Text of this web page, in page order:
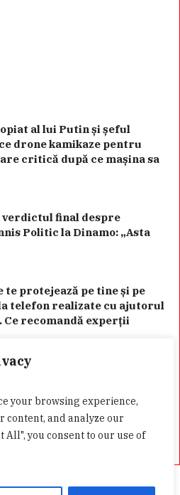
your browsing experience,
content, and analyze our
All", you consent to our use of
al lui Putin și șeful
drone kamikaze pentru
critică după ce mașina sa
verdictul final despre
Politic la Dinamo: „Asta
te protejează pe tine și pe
telefon realizate cu ajutorul
recomandă experții
GDPR